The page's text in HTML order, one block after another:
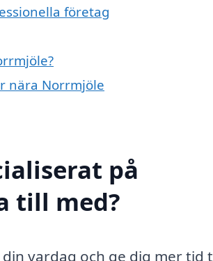
företag
nära Norrmjöle
på
till med?
vardag och ge dig mer tid